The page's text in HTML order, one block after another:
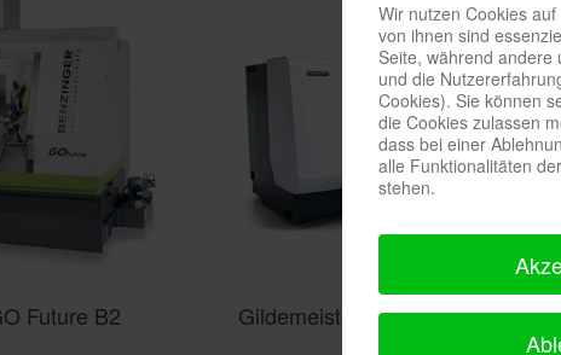
Future B2
Gildemeister CTX ALPHA 300
Wir nutzen Cookies
von ihnen sind
Seite, während andere
und die
Cookies). Sie können
die Cookies zulassen
dass bei einer
alle Funktionalitäten
stehen.